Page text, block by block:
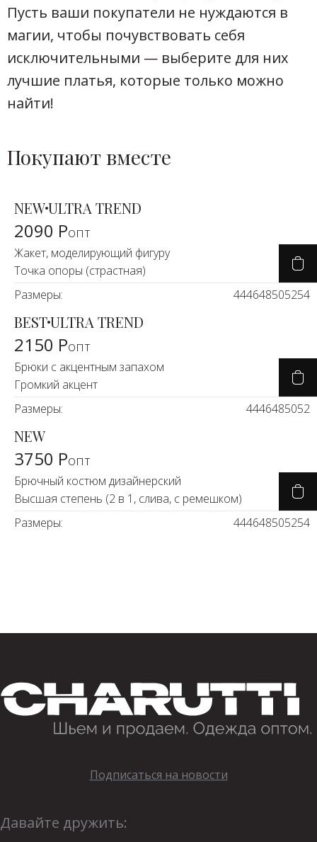
Пусть ваши покупатели не нуждаются в
магии, чтобы почувствовать себя
исключительными — выберите для них
лучшие платья, которые только можно
найти!
Покупают вместе
NEWULTRA TREND
2090 Ропт
Жакет, моделирующий фигуру
Точка опоры (страстная)
Размеры:
444648505254
BESTULTRA TREND
2150 Ропт
Брюки с акцентным запахом
Громкий акцент
Размеры:
4446485052
NEW
3750 Ропт
Брючный костюм дизайнерский
Высшая степень (2 в 1, слива, с ремешком)
Размеры:
444648505254
Подписаться на новости
Давайте дружить: